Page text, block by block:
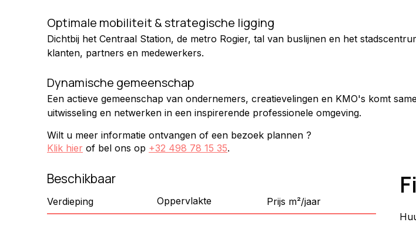
Optimale mobiliteit & strategische ligging
Dichtbij het Centraal Station, de metro Rogier, tal van buslijnen en het
klanten, partners en medewerkers.
Dynamische gemeenschap
Een actieve gemeenschap van ondernemers, creatievelingen en KMO's komt
uitwisseling en netwerken in een inspirerende professionele omgeving.
Wilt u meer informatie ontvangen of een bezoek plannen ?
Klik hier of bel ons op +32 498 78 15 35.
Beschikbaar
Verdieping Oppervlakte Prijs m²/jaar